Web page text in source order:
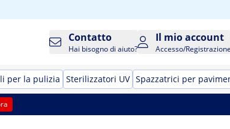
Contatto
Hai bisogno di aiuto?
Il mio account
Accesso/Registrazione
per la pulizia Sterilizzatori UV Spazzatrici per